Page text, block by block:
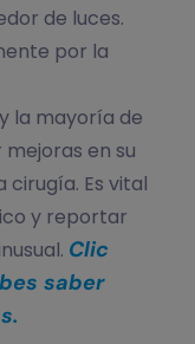
de luces.
por la
la mayoría de
en su
cirugía. Es vital
y reportar
Clic
saber